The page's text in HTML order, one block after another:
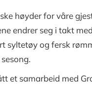
høyder for våre
endrer seg i takt
syltetøy og fersk
et samarbeid med